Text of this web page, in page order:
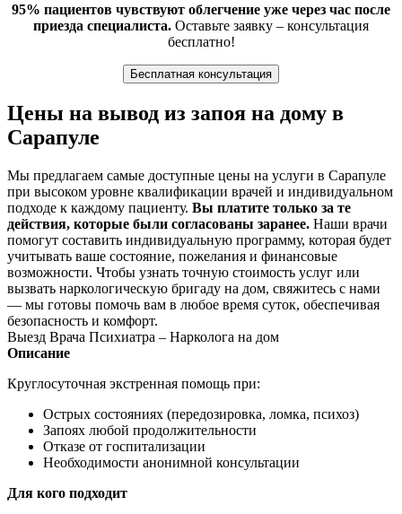
95% пациентов чувствуют облегчение уже через час после
приезда специалиста. Оставьте заявку – консультация
бесплатно!
Бесплатная консультация
Цены на вывод из запоя на дому в
Сарапуле
Мы предлагаем самые доступные цены на услуги в Сарапуле
при высоком уровне квалификации врачей и индивидуальном
подходе к каждому пациенту. Вы платите только за те
действия, которые были согласованы заранее. Наши врачи
помогут составить индивидуальную программу, которая будет
учитывать ваше состояние, пожелания и финансовые
возможности. Чтобы узнать точную стоимость услуг или
вызвать наркологическую бригаду на дом, свяжитесь с нами
— мы готовы помочь вам в любое время суток, обеспечивая
безопасность и комфорт.
Выезд Врача Психиатра – Нарколога на дом
Описание
Круглосуточная экстренная помощь при:
Острых состояниях (передозировка, ломка, психоз)
Запоях любой продолжительности
Отказе от госпитализации
Необходимости анонимной консультации
Для кого подходит